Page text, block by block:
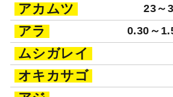
アカムツ 23～
アラ 0.30～
ムシガレイ
オキカサゴ